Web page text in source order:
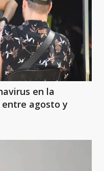
en la
entre agosto y